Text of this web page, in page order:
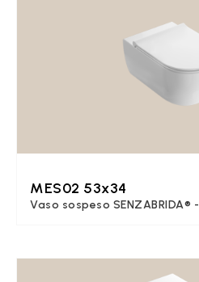
MES02 53x34
Vaso sospeso SENZABRIDA® -